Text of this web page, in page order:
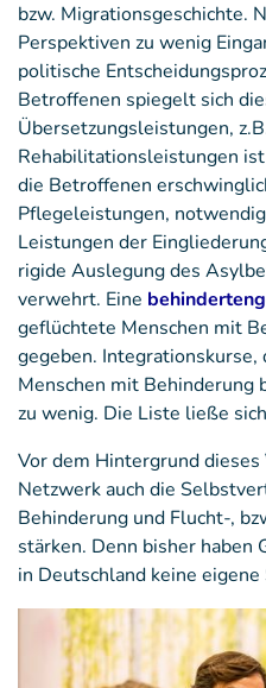
bzw. Migrationsgeschichte.
Perspektiven zu wenig
politische
Betroffenen spiegelt sich
Übersetzungsleistungen,
Rehabilitationsleistungen
die Betroffenen
Pflegeleistungen,
Leistungen der
rigide Auslegung des
verwehrt. Eine
geflüchtete Menschen mit
gegeben. Integrationskurse,
Menschen mit Behinderung
zu wenig. Die Liste ließe
Vor dem Hintergrund dieses
Netzwerk auch die
Behinderung und Flucht-,
stärken. Denn bisher
in Deutschland keine